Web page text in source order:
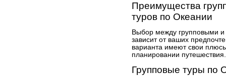
Преимущества
туров по Океании
Выбор между групповыми
зависит от ваших
варианта имеют свои
планировании путешествия.
Групповые туры по